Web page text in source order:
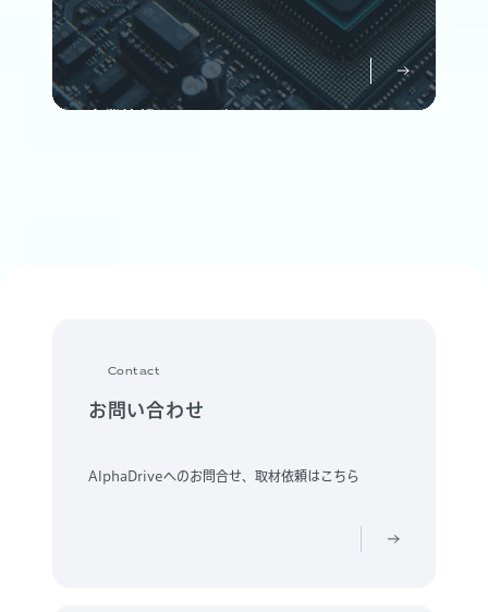
Contact
お問い合わせ
AlphaDriveへのお問合せ、取材依頼はこちら